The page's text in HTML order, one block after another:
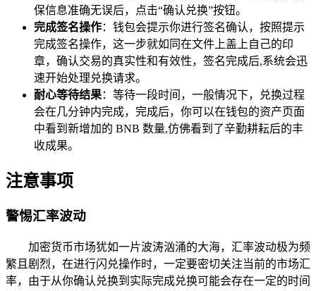
保信息准确无误后，点击“确认兑换”按钮。
完成签名操作：钱包会提示你进行签名确认，按照提示
完成签名操作，这一步就如同在文件上盖上自己的印
章，确认交易的真实性和有效性，签名完成后,系统会迅
速开始处理兑换请求。
耐心等待结果：等待一段时间，一般情况下，兑换过程
会在几分钟内完成，完成后，你可以在钱包的资产页面
中看到新增加的 BNB 数量,仿佛看到了辛勤耕耘后的丰
收成果。
注意事项
警惕汇率波动
加密货币市场犹如一片波涛汹涌的大海，汇率波动极为频
繁且剧烈，在进行闪兑操作时，一定要密切关注当前的市场汇
率，由于从你确认兑换到实际完成兑换可能会存在一定的时间